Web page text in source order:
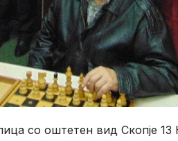
со оштетен вид Скопје